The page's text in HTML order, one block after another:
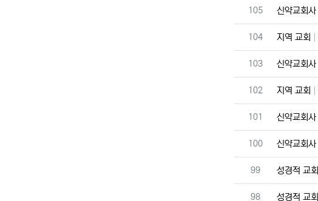
번호
105 신약교회사
번호
104 지역 교회
번호
103 신약교회사
번호
102 지역 교회
번호
101 신약교회사
번호
100 신약교회사
번호
99 성경적 교회
번호
98 성경적 교회